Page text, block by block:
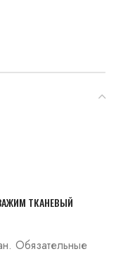
ТКАНЕВЫЙ
Обязательные